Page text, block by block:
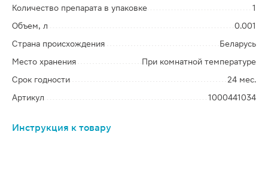
Количество препарата в упаковке
1
Объем, л
0.001
Страна происхождения
Беларусь
Место хранения
При комнатной температуре
Срок годности
24 мес.
Артикул
1000441034
Инструкция к товару